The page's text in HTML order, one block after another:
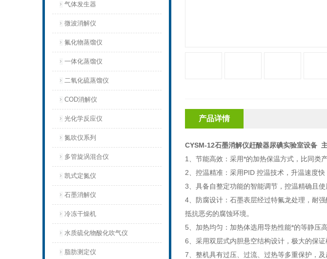
气体发生器
微波消解仪
氟化物蒸馏仪
一体化蒸馏仪
二氧化硫蒸馏仪
COD消解仪
光化学反应仪
氮吹仪系列
多管旋涡混合仪
凯式定氮仪
石墨消解仪
冷冻干燥机
水质硫化物酸化吹气仪
脂肪测定仪
产品详情
CYSM-12石墨消解仪赶酸器尿碘实验室设备
1、节能高效：采用*的加热保温方式，比同类
2、控温精准： 采用PID 控温技术，升温速度快
3、 具备自整定功能的智能调节，控温精确且
4、防腐设计： 石墨表层经过特氟龙处理，耐
抵抗恶劣的腐蚀环境。
5、加热均匀：加热体选用导热性能*的等静压
6、 采用双层式内胆悬空结构设计，极大的保
7、 整机具有过压、过流、过热等多重保护，